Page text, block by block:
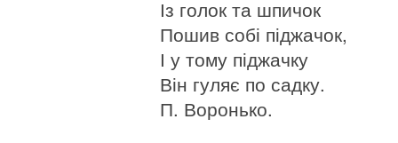
Із голок та шпичок
Пошив собі піджачок,
І у тому піджачку
Він гуляє по садку.
П. Воронько.